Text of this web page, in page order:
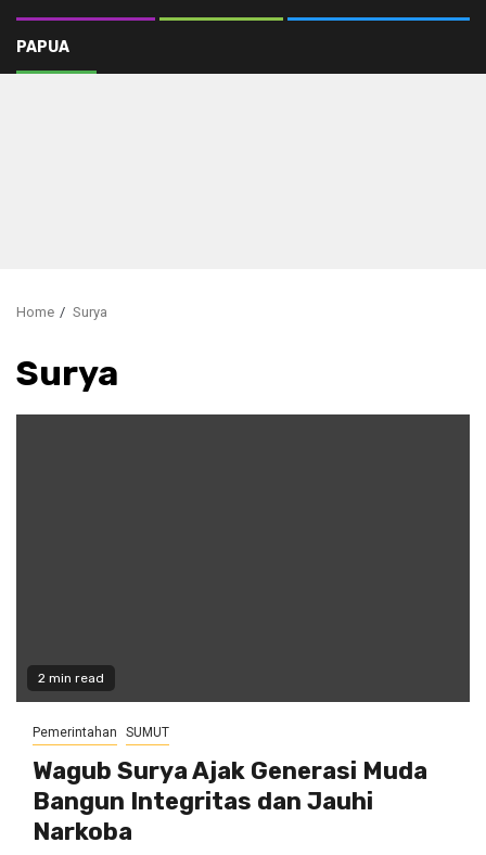
PAPUA
Home Surya
Surya
2 min read
Pemerintahan SUMUT
Wagub Surya Ajak Generasi Muda
Bangun Integritas dan Jauhi
Narkoba